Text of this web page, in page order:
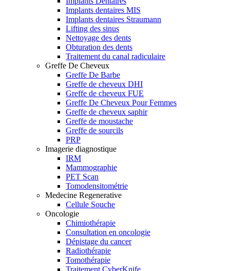
Implants dentaires MIS
Implants dentaires Straumann
Lifting des sinus
Nettoyage des dents
Obturation des dents
Traitement du canal radiculaire
Greffe De Cheveux
Greffe De Barbe
Greffe de cheveux DHI
Greffe de cheveux FUE
Greffe De Cheveux Pour Femmes
Greffe de cheveux saphir
Greffe de moustache
Greffe de sourcils
PRP
Imagerie diagnostique
IRM
Mammographie
PET Scan
Tomodensitométrie
Medecine Regenerative
Cellule Souche
Oncologie
Chimiothérapie
Consultation en oncologie
Dépistage du cancer
Radiothérapie
Tomothérapie
Traitement CyberKnife